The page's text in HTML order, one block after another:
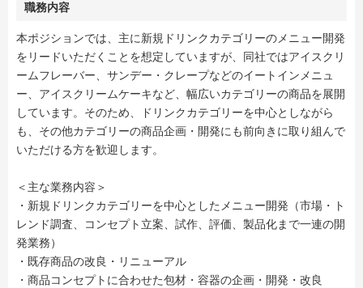
職務内容
本ポジションでは、主に新規ドリンクカテゴリーのメニュー開発
をリードいただくことを想定していますが、同社ではアイスクリ
ームフレーバー、サンデー・クレープなどのイートインメニュ
ー、アイスクリームケーキなど、幅広いカテゴリーの商品を展開
しています。そのため、ドリンクカテゴリーを中心としながら
も、その他カテゴリーの商品企画・開発にも前向きに取り組んで
いただける方を歓迎します。
＜主な業務内容＞
・新規ドリンクカテゴリーを中心としたメニュー開発（市場・ト
レンド調査、コンセプト立案、試作、評価、製品化まで一連の開
発業務）
・既存商品の改良・リニューアル
・商品コンセプトに合わせた包材・容器の企画・開発・改良